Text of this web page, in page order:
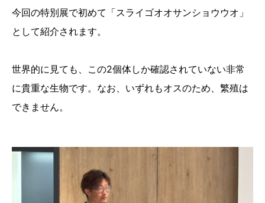
今回の特別展で初めて「スライゴオオサンショウウオ」
として紹介されます。
世界的に見ても、この2個体しか確認されていない非常
に貴重な生物です。なお、いずれもオスのため、繁殖は
できません。